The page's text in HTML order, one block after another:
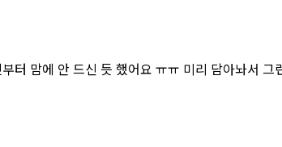
터 맘에 안 드신 듯 했어요 ㅠㅠ 미리 담아놔서